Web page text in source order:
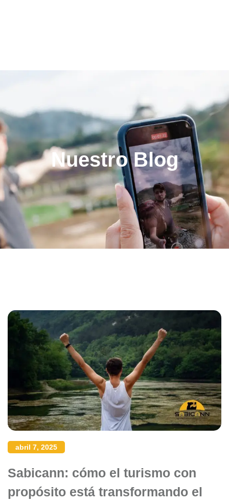
Nuestro Blog
abril 7, 2025
Sabicann: cómo el turismo con
propósito está transformando el